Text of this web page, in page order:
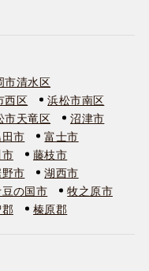
市清水区
西区
浜松市南区
市天竜区
沼津市
市
富士市
藤枝市
市
湖西市
の国市
牧之原市
榛原郡